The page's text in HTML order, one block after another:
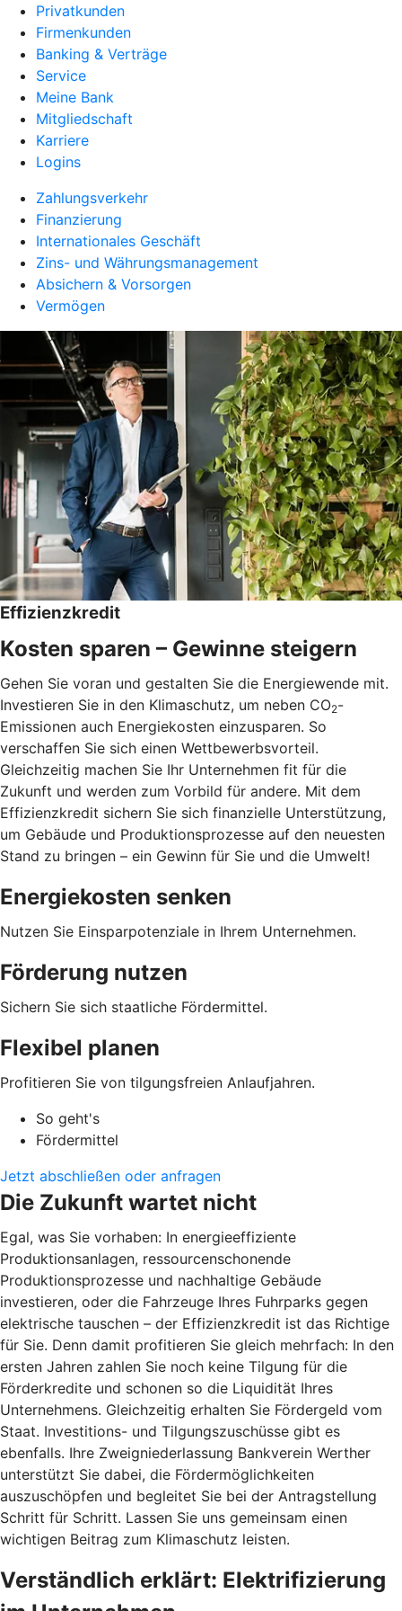
Privatkunden
Firmenkunden
Banking & Verträge
Service
Meine Bank
Mitgliedschaft
Karriere
Logins
Zahlungsverkehr
Finanzierung
Internationales Geschäft
Zins- und Währungsmanagement
Absichern & Vorsorgen
Vermögen
Effizienzkredit
Kosten sparen – Gewinne steigern
Gehen Sie voran und gestalten Sie die Energiewende mit.
Investieren Sie in den Klimaschutz, um neben CO2-
Emissionen auch Energiekosten einzusparen. So
verschaffen Sie sich einen Wettbewerbsvorteil.
Gleichzeitig machen Sie Ihr Unternehmen fit für die
Zukunft und werden zum Vorbild für andere. Mit dem
Effizienzkredit sichern Sie sich finanzielle Unterstützung,
um Gebäude und Produktionsprozesse auf den neuesten
Stand zu bringen – ein Gewinn für Sie und die Umwelt!
Energiekosten senken
Nutzen Sie Einsparpotenziale in Ihrem Unternehmen.
Förderung nutzen
Sichern Sie sich staatliche Fördermittel.
Flexibel planen
Profitieren Sie von tilgungsfreien Anlaufjahren.
So geht's
Fördermittel
Jetzt abschließen oder anfragen
Die Zukunft wartet nicht
Egal, was Sie vorhaben: In energieeffiziente
Produktionsanlagen, ressourcenschonende
Produktionsprozesse und nachhaltige Gebäude
investieren, oder die Fahrzeuge Ihres Fuhrparks gegen
elektrische tauschen – der Effizienzkredit ist das Richtige
für Sie. Denn damit profitieren Sie gleich mehrfach: In den
ersten Jahren zahlen Sie noch keine Tilgung für die
Förderkredite und schonen so die Liquidität Ihres
Unternehmens. Gleichzeitig erhalten Sie Fördergeld vom
Staat. Investitions- und Tilgungszuschüsse gibt es
ebenfalls. Ihre Zweigniederlassung Bankverein Werther
unterstützt Sie dabei, die Fördermöglichkeiten
auszuschöpfen und begleitet Sie bei der Antragstellung
Schritt für Schritt. Lassen Sie uns gemeinsam einen
wichtigen Beitrag zum Klimaschutz leisten.
Verständlich erklärt: Elektrifizierung